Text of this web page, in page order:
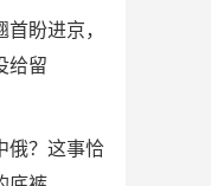
盼进京，
给留
俄？这事恰